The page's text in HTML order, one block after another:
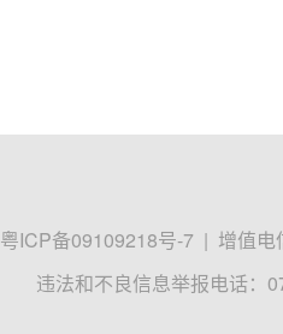
粤ICP备09109218号-7 | 增值电
违法和不良信息举报电话：